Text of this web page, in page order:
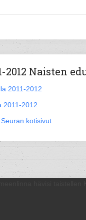
2012 Naisten
2011-2012
2011-2012
Seuran kotisivut